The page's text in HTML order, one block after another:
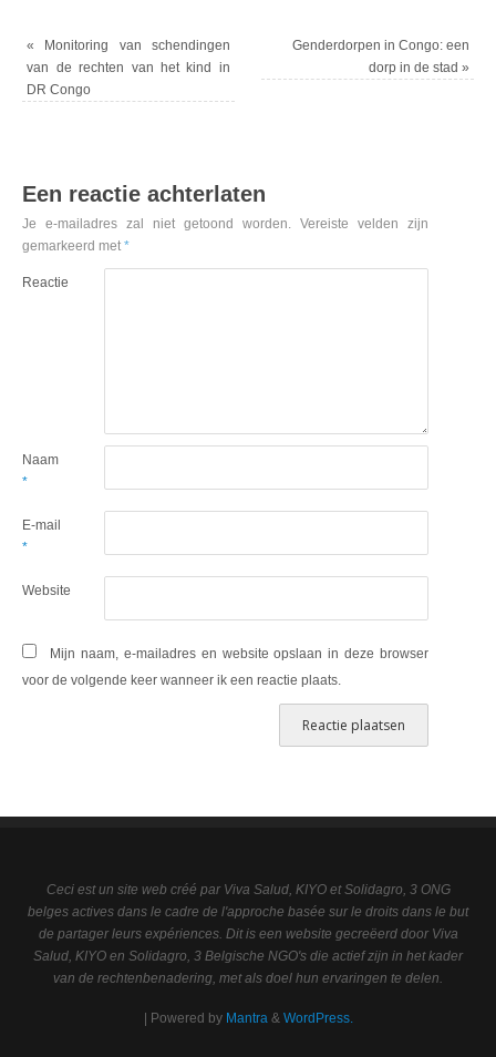
« Monitoring van schendingen
van de rechten van het kind in
DR Congo
Genderdorpen in Congo: een
dorp in de stad »
Een reactie achterlaten
Je e-mailadres zal niet getoond worden.
Vereiste velden zijn
gemarkeerd met*
Reactie
Naam
*
E-mail
*
Website
Mijn naam, e-mailadres en website opslaan in deze browser
voor de volgende keer wanneer ik een reactie plaats.
Ceci est un site web créé par Viva Salud, KIYO et Solidagro, 3 ONG
belges actives dans le cadre de l'approche basée sur le droits dans le but
de partager leurs expériences. Dit is een website gecreëerd door Viva
Salud, KIYO en Solidagro, 3 Belgische NGO's die actief zijn in het kader
van de rechtenbenadering, met als doel hun ervaringen te delen.
| Powered by Mantra& WordPress.